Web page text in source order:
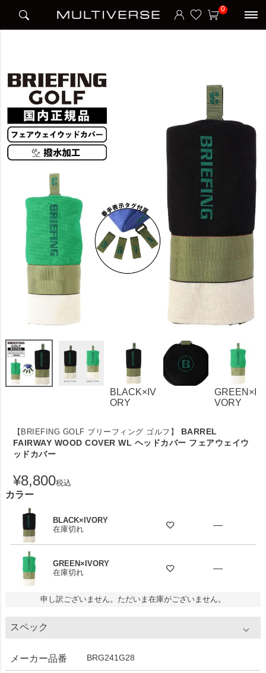
0
BARREL FAIRWAY WOOD COVER WL ヘッドカバー フェアウェイウッドカバー
BLACK×IV
ORY
GREEN×I
VORY
【BRIEFING GOLF ブリーフィング ゴルフ】
BARREL
FAIRWAY WOOD COVER WL ヘッドカバー フェアウェイウ
ッドカバー
¥8,800税込
カラー
BLACK×IVORY
在庫切れ
—
GREEN×IVORY
在庫切れ
—
申し訳ございません。ただいま在庫がございません。
スペック
メーカー品番 BRG241G28